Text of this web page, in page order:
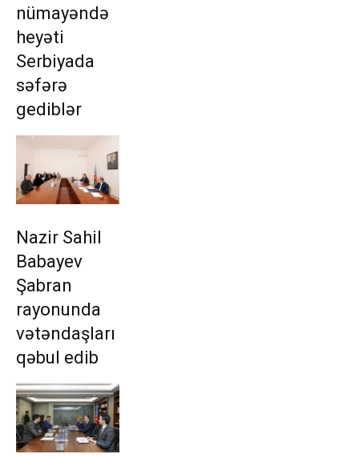
nümayəndə
heyəti
Serbiyada
səfərə
gediblər
Nazir Sahil
Babayev
Şabran
rayonunda
vətəndaşları
qəbul edib